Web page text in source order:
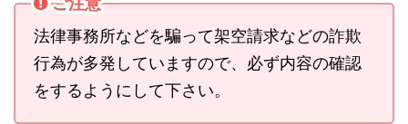
法律事務所などを騙って架空請求などの詐欺
行為が多発していますので、必ず内容の確認
をするようにして下さい。